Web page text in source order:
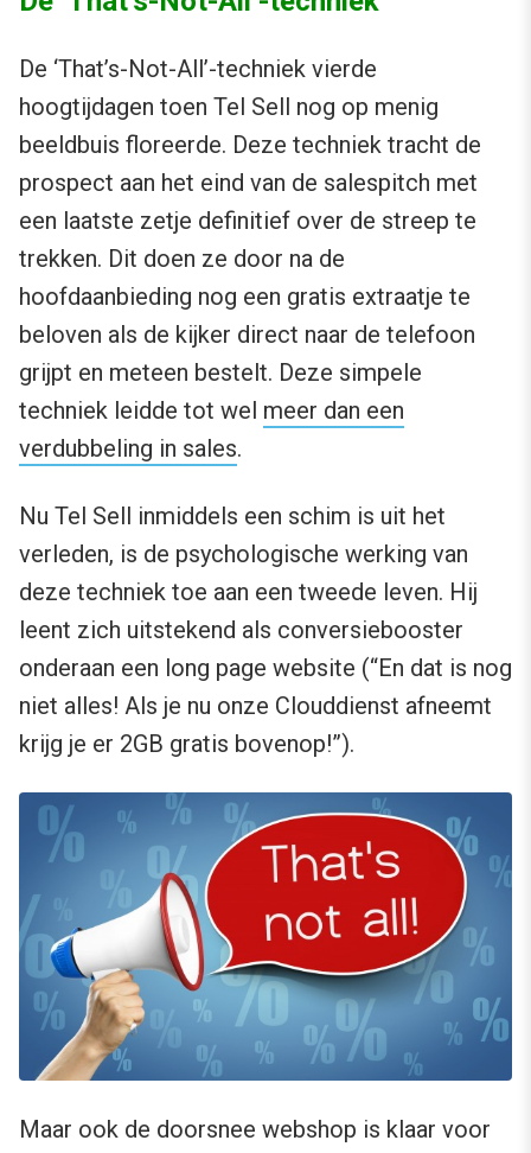
De ‘That’s-Not-All’-techniek vierde
hoogtijdagen toen Tel Sell nog op menig
beeldbuis floreerde. Deze techniek tracht de
prospect aan het eind van de salespitch met
een laatste zetje definitief over de streep te
trekken. Dit doen ze door na de
hoofdaanbieding nog een gratis extraatje te
beloven als de kijker direct naar de telefoon
grijpt en meteen bestelt. Deze simpele
techniek leidde tot wel meer dan een
verdubbeling in sales.
Nu Tel Sell inmiddels een schim is uit het
verleden, is de psychologische werking van
deze techniek toe aan een tweede leven. Hij
leent zich uitstekend als conversiebooster
onderaan een long page website (“En dat is nog
niet alles! Als je nu onze Clouddienst afneemt
krijg je er 2GB gratis bovenop!”).
Maar ook de doorsnee webshop is klaar voor